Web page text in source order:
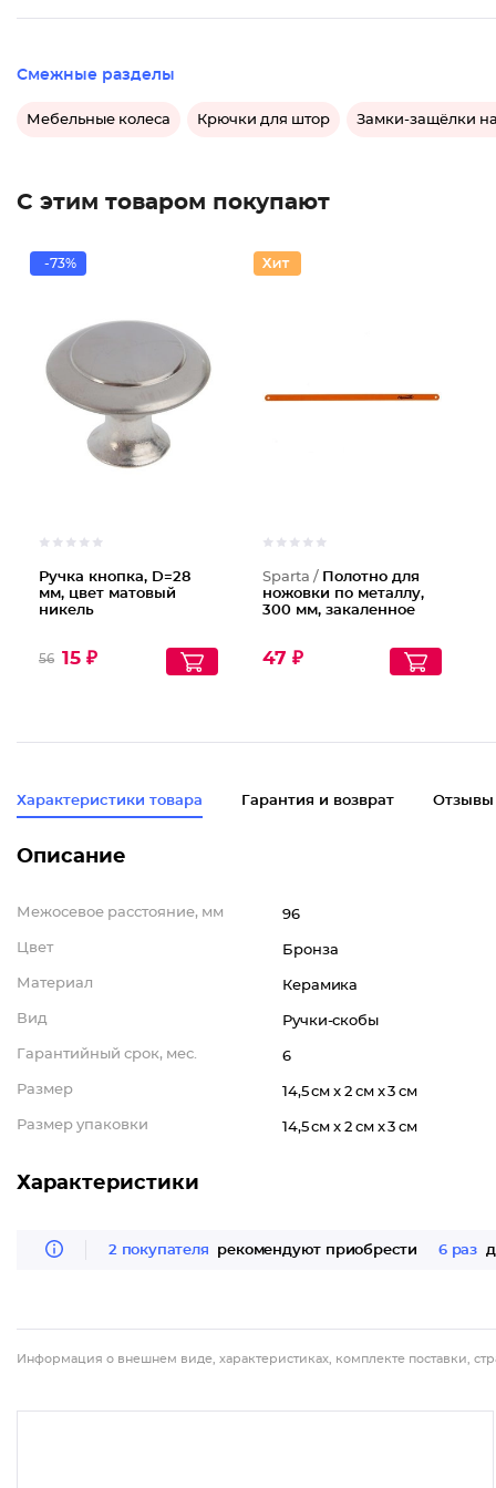
Смежные разделы
Мебельные колеса Крючки для штор Замки-защёлки
С этим товаром покупают
-73%
Ручка кнопка, D=28
мм, цвет матовый
никель
56 15 ₽
Sparta / Полотно для
ножовки по металлу,
300 мм, закаленное
47 ₽
Характеристики товара Гарантия и возврат Отзывы
Описание
Межосевое расстояние, мм 96
Цвет Бронза
Материал Керамика
Вид Ручки-скобы
Гарантийный срок, мес. 6
Размер 14,5 см x 2 см x 3 см
Размер упаковки 14,5 см x 2 см x 3 см
Характеристики
2 покупателя рекомендуют приобрести 6 раз
Информация о внешнем виде, характеристиках, комплекте поставки,